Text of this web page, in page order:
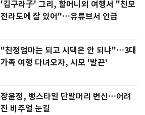
'김구라子' 그리, 할머니외 여행서 "친모
전라도에 잘 있어"…유튜브서 언급
"친정엄마는 되고 시댁은 안 되냐"…3대
가족 여행 다녀오자, 시모 '발끈'
장윤정, 뱅스타일 단발머리 변신…어려
진 비주얼 눈길